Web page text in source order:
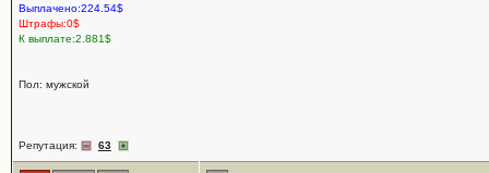
Выплачено:224.54$
Штрафы:0$
К выплате:2.881$
Пол: мужской
Репутация: 63